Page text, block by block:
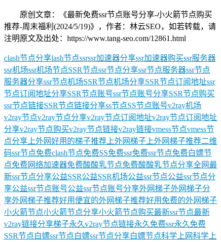
原创文章：《最新免费ssr节点账号分享-小火箭节点购买
推荐-周末福利(2024/5/19)》，作者：林云SEO，如若转载，请
注明原文及出处：https://www.tang-seo.com/12861.html
clash节点分享lash节点ssrssr加速器分享ssr加速器购买ssr服务器
ssr机场ssr机场节点SSR节点ssr节点分享ssr节点服务器ssr节点
服务器分享ssr节点机场SSR节点机场分享SSR节点订阅地址ssr
节点订阅地址分享SSR节点账号ssr节点账号分享SSR节点购买
ssr节点链接SSR节点链接分享ss节点SS节点账号v2ray机场
v2ray节点v2ray节点分享v2ray节点订阅地址v2ray节点订阅地址
分享v2ray节点购买v2ray节点链接v2ray链接vmess节点vmess节
点分享 上外网好用的梯子推荐 上外网梯子 上外网梯子推荐二维
码ssr节点免费clash节点免费SS免费ssr免费ssr节点免费白嫖节
点免费网络加速器免费酸酸乳节点免费酸酸乳节点分享全网最
新ssr节点分享公益SSR公益SSR机场公益ssr节点公益ssr节点分
享公益ssr节点账号公益ssr节点账号分享外网梯子外网梯子分
享外网梯子推荐好用便宜的外网梯子推荐好用免费的外网梯子
小火箭节点小火箭节点分享小火箭节点购买最新ssr节点最新
v2ray链接分享梯子永久v2ray节点链接永久免费ssr永久免费
SSR节点白嫖ssr节点白嫖ssr节点分享白嫖节点科学上网科学上